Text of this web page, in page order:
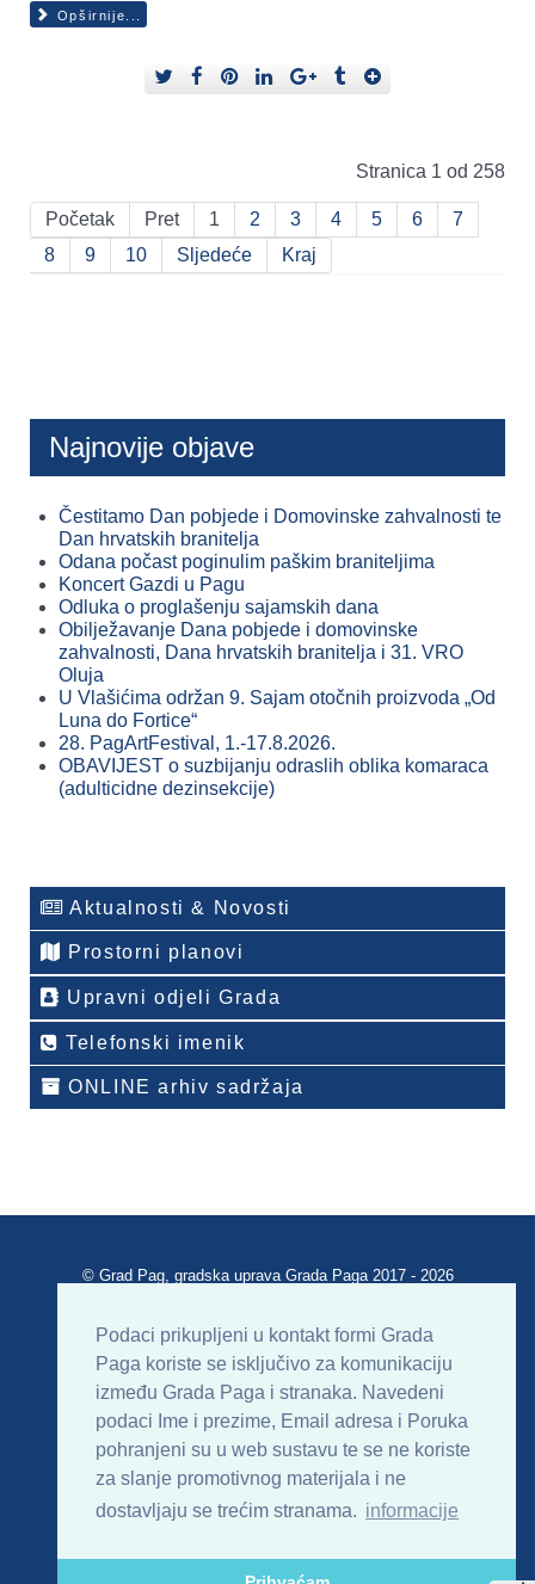
Podaci prikupljeni u kontakt formi Grada
Paga koriste se isključivo za komunikaciju
između Grada Paga i stranaka. Navedeni
podaci Ime i prezime, Email adresa i Poruka
pohranjeni su u web sustavu te se ne koriste
za slanje promotivnog materijala i ne
dostavljaju se trećim stranama. informacije
Opširnije...
Stranica 1 od 258
Početak Pret 1 2 3 4 5 6
7
8
9 10 Sljedeće Kraj
Najnovije objave
Čestitamo Dan pobjede i Domovinske zahvalnosti te
Dan hrvatskih branitelja
Odana počast poginulim paškim braniteljima
Koncert Gazdi u Pagu
Odluka o proglašenju sajamskih dana
Obilježavanje Dana pobjede i domovinske
zahvalnosti, Dana hrvatskih branitelja i 31. VRO
Oluja
U Vlašićima održan 9. Sajam otočnih proizvoda „Od
Luna do Fortice“
28. PagArtFestival, 1.-17.8.2026.
OBAVIJEST o suzbijanju odraslih oblika komaraca
(adulticidne dezinsekcije)
Aktualnosti & Novosti
Prostorni planovi
Upravni odjeli Grada
Telefonski imenik
ONLINE arhiv sadržaja
© Grad Pag, gradska uprava Grada Paga 2017 - 2026
Uvjeti korištenja Impressum
Kontakt
Sitemap
RSS